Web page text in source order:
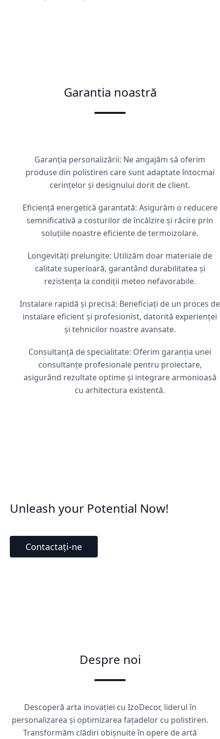
Garantia noastră
Garanția personalizării: Ne angajăm să oferim
produse din polistiren care sunt adaptate întocmai
cerințelor și designului dorit de client.
Eficiență energetică garantată: Asigurăm o reducere
semnificativă a costurilor de încălzire și răcire prin
soluțiile noastre eficiente de termoizolare.
Longevități prelungite: Utilizăm doar materiale de
calitate superioară, garantând durabilitatea și
rezistența la condiții meteo nefavorabile.
Instalare rapidă și precisă: Beneficiați de un proces de
instalare eficient și profesionist, datorită experienței
și tehnicilor noastre avansate.
Consultanță de specialitate: Oferim garanția unei
consultanțe profesionale pentru proiectare,
asigurând rezultate optime și integrare armonioasă
cu arhitectura existentă.
Unleash your Potential Now!
Contactați-ne
Despre noi
Descoperă arta inovației cu IzoDecor, liderul în
personalizarea și optimizarea fațadelor cu polistiren.
Transformăm clădiri obișnuite în opere de artă